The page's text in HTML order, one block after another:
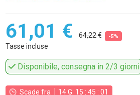
61,01 € 64,22 € -5%
Tasse incluse
Disponibile, consegna in 2/3 giorni
Scade fra 14G. 15 : 45 : 00